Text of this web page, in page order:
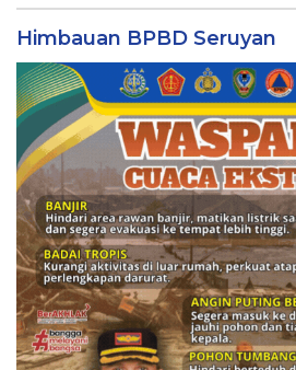
Himbauan BPBD Seruyan